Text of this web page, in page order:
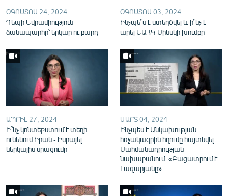
English
Русский
ՀԵՏԵՎԵՔ ՄԵԶ
«Ազատության» բոլոր կայքերը
ՕԳՈՍՏՈՍ 24, 2024
Դեպի Եվրամիություն
ճանապարհը՝ երկար ու բարդ
ՕԳՈՍՏՈՍ 03, 2024
Ինչպե՞ս է ստեղծվել և ի՞նչ է
արել ԵԱՀԿ Մինսկի խումբը
ԱՊՐԻԼ 27, 2024
Ի՞նչ կոնտեքստում է տեղի
ունենում Իրան - Իսրայել
ներկայիս սրացումը
ՄԱՐՏ 04, 2024
Ինչպես է Անկախության
հռչակագրին հղումը հայտնվել
Սահմանադրության
նախաբանում. «Բացատրում է
Լազարյանը»